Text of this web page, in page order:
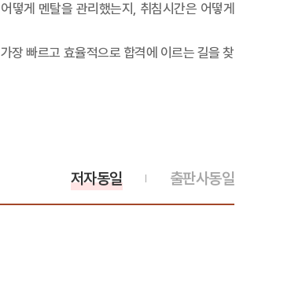
떻게 멘탈을 관리했는지, 취침시간은 어떻게
장 빠르고 효율적으로 합격에 이르는 길을 찾
출판사동일
저자동일